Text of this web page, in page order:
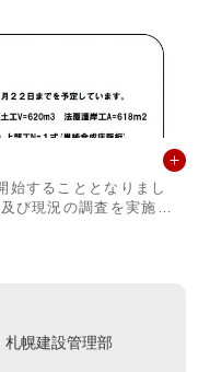
することとなりまし
建設管理部